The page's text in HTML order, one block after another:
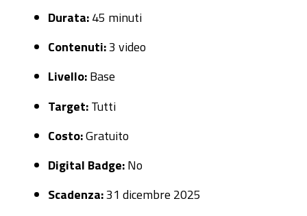
Durata: 45 minuti
Contenuti: 3 video
Livello: Base
Target: Tutti
Costo: Gratuito
Digital Badge: No
Scadenza: 31 dicembre 2025